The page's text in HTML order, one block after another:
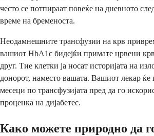
често се потпираат повеќе на дневното
време на бременоста.
Неодамнешните трансфузии на крв
вашиот HbA1c бидејќи примате црвени
друг. Тие клетки ја носат историјата на
донорот, наместо вашата. Вашиот лекар ќе
месеци по трансфузијата пред да го
проценка на дијабетес.
Како можете природно да